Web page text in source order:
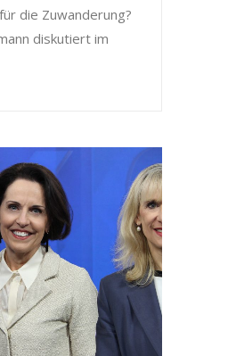
die Zuwanderung?
diskutiert im